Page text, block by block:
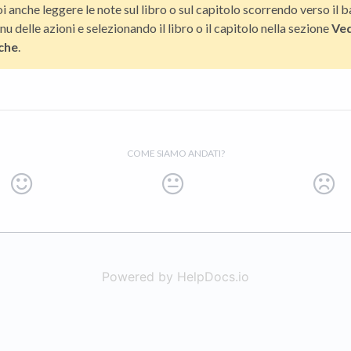
anche leggere le note sul libro o sul capitolo scorrendo verso il
delle azioni e selezionando il libro o il capitolo nella sezione
.
COME SIAMO ANDATI?
Powered by HelpDocs.io